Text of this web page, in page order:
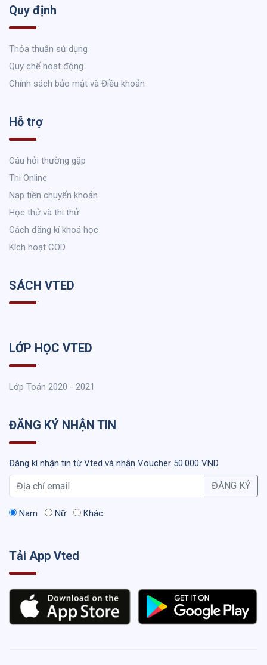
Quy định
Thỏa thuận sử dụng
Quy chế hoạt động
Chính sách bảo mật và Điều khoản
Hỗ trợ
Câu hỏi thường gặp
Thi Online
Nạp tiền chuyển khoản
Học thử và thi thử
Cách đăng kí khoá học
Kích hoạt COD
SÁCH VTED
LỚP HỌC VTED
Lớp Toán 2020 - 2021
ĐĂNG KÝ NHẬN TIN
Đăng kí nhận tin từ Vted và nhận Voucher 50.000 VND
ĐĂNG KÝ
Nam Nữ Khác
Tải App Vted